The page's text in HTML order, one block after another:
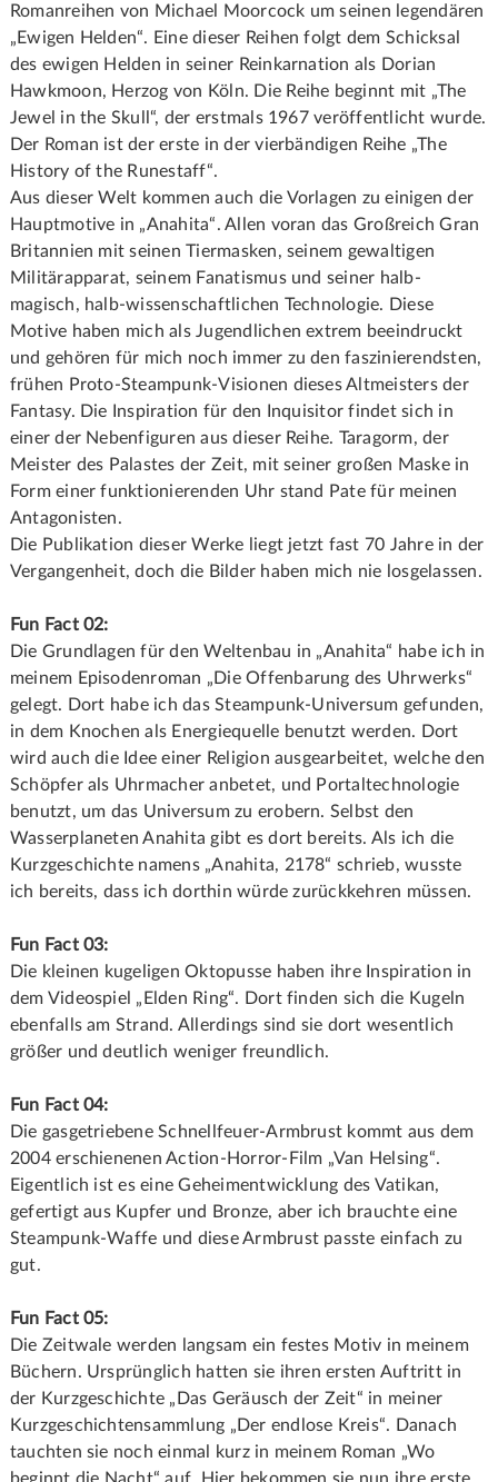
Romanreihen von Michael Moorcock um seinen legendären
„Ewigen Helden“. Eine dieser Reihen folgt dem Schicksal
des ewigen Helden in seiner Reinkarnation als Dorian
Hawkmoon, Herzog von Köln. Die Reihe beginnt mit „The
Jewel in the Skull“, der erstmals 1967 veröffentlicht wurde.
Der Roman ist der erste in der vierbändigen Reihe „The
History of the Runestaff“.
Aus dieser Welt kommen auch die Vorlagen zu einigen der
Hauptmotive in „Anahita“. Allen voran das Großreich Gran
Britannien mit seinen Tiermasken, seinem gewaltigen
Militärapparat, seinem Fanatismus und seiner halb-
magisch, halb-wissenschaftlichen Technologie. Diese
Motive haben mich als Jugendlichen extrem beeindruckt
und gehören für mich noch immer zu den faszinierendsten,
frühen Proto-Steampunk-Visionen dieses Altmeisters der
Fantasy. Die Inspiration für den Inquisitor findet sich in
einer der Nebenfiguren aus dieser Reihe. Taragorm, der
Meister des Palastes der Zeit, mit seiner großen Maske in
Form einer funktionierenden Uhr stand Pate für meinen
Antagonisten.
Die Publikation dieser Werke liegt jetzt fast 70 Jahre in der
Vergangenheit, doch die Bilder haben mich nie losgelassen.
Fun Fact 02:
Die Grundlagen für den Weltenbau in „Anahita“ habe ich in
meinem Episodenroman „Die Offenbarung des Uhrwerks“
gelegt. Dort habe ich das Steampunk-Universum gefunden,
in dem Knochen als Energiequelle benutzt werden. Dort
wird auch die Idee einer Religion ausgearbeitet, welche den
Schöpfer als Uhrmacher anbetet, und Portaltechnologie
benutzt, um das Universum zu erobern. Selbst den
Wasserplaneten Anahita gibt es dort bereits. Als ich die
Kurzgeschichte namens „Anahita, 2178“ schrieb, wusste
ich bereits, dass ich dorthin würde zurückkehren müssen.
Fun Fact 03:
Die kleinen kugeligen Oktopusse haben ihre Inspiration in
dem Videospiel „Elden Ring“. Dort finden sich die Kugeln
ebenfalls am Strand. Allerdings sind sie dort wesentlich
größer und deutlich weniger freundlich.
Fun Fact 04:
Die gasgetriebene Schnellfeuer-Armbrust kommt aus dem
2004 erschienenen Action-Horror-Film „Van Helsing“.
Eigentlich ist es eine Geheimentwicklung des Vatikan,
gefertigt aus Kupfer und Bronze, aber ich brauchte eine
Steampunk-Waffe und diese Armbrust passte einfach zu
gut.
Fun Fact 05:
Die Zeitwale werden langsam ein festes Motiv in meinem
Büchern. Ursprünglich hatten sie ihren ersten Auftritt in
der Kurzgeschichte „Das Geräusch der Zeit“ in meiner
Kurzgeschichtensammlung „Der endlose Kreis“. Danach
tauchten sie noch einmal kurz in meinem Roman „Wo